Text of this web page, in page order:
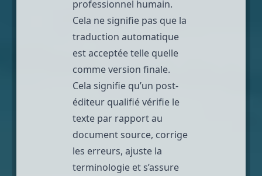
professionnel humain.
Cela ne signifie pas que la
traduction automatique
est acceptée telle quelle
comme version finale.
Cela signifie qu’un post-
éditeur qualifié vérifie le
texte par rapport au
document source, corrige
les erreurs, ajuste la
terminologie et s’assure